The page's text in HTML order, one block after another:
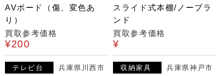
AVボード（傷、変色あ
り）
買取参考価格
¥200
テレビ台 兵庫県川西市
スライド式本棚/ノーブラ
ンド
買取参考価格
¥
収納家具 兵庫県神戸市